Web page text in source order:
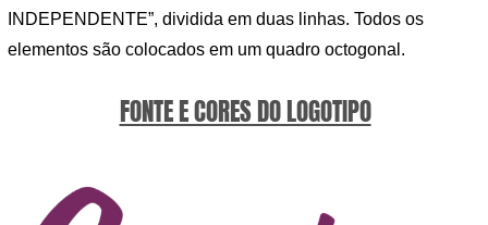
INDEPENDENTE”, dividida em duas linhas. Todos os
elementos são colocados em um quadro octogonal.
FONTE E CORES DO LOGOTIPO